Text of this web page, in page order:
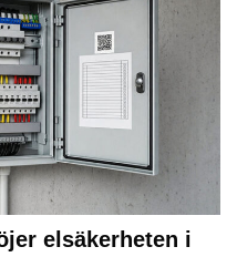
elsäkerheten i